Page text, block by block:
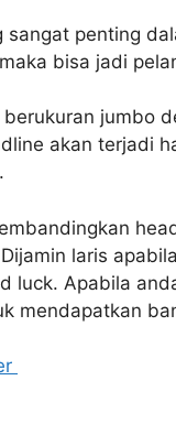
sangat penting
bisa jadi
jumbo
akan terjadi
laris
luck. Apabila
mendapatkan